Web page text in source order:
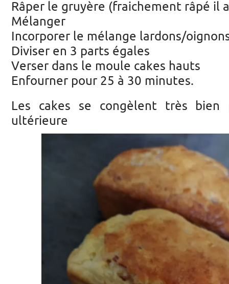
Râper le gruyère (fraichement râpé il
Mélanger
Incorporer le mélange lardons/
Diviser en 3 parts égales
Verser dans le moule cakes hauts
Enfourner pour 25 à 30 minutes.
Les cakes se congèlent très bien
ultérieure